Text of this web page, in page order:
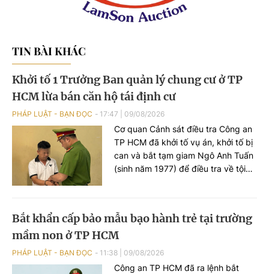
TIN BÀI KHÁC
Khởi tố 1 Trưởng Ban quản lý chung cư ở TP
HCM lừa bán căn hộ tái định cư
PHÁP LUẬT - BẠN ĐỌC 17:47 09/08/2026
Cơ quan Cảnh sát điều tra Công an
TP HCM đã khởi tố vụ án, khởi tố bị
can và bắt tạm giam Ngô Anh Tuấn
(sinh năm 1977) để điều tra về tội
Bắt khẩn cấp bảo mẫu bạo hành trẻ tại trường
mầm non ở TP HCM
PHÁP LUẬT - BẠN ĐỌC 11:38 09/08/2026
Công an TP HCM đã ra lệnh bắt